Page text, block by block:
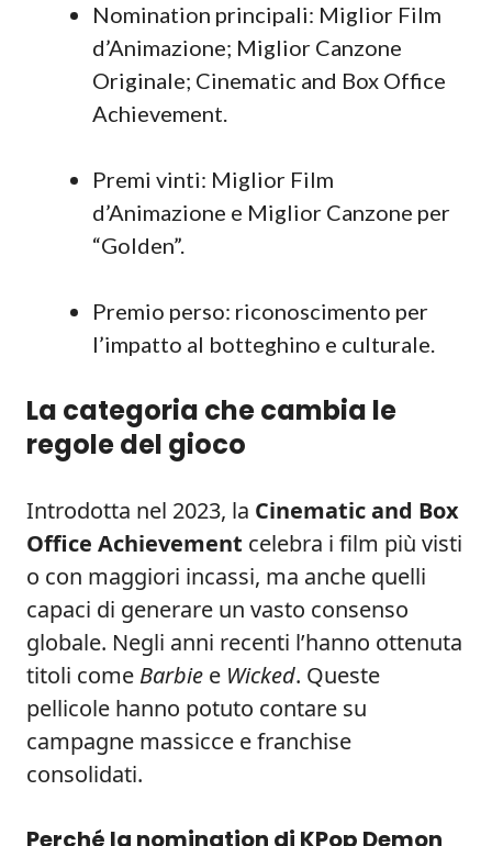
Nomination principali: Miglior Film
d’Animazione; Miglior Canzone
Originale; Cinematic and Box Office
Achievement.
Premi vinti: Miglior Film
d’Animazione e Miglior Canzone per
“Golden”.
Premio perso: riconoscimento per
l’impatto al botteghino e culturale.
La categoria che cambia le
regole del gioco
Introdotta nel 2023, la Cinematic and Box
Office Achievement celebra i film più visti
o con maggiori incassi, ma anche quelli
capaci di generare un vasto consenso
globale. Negli anni recenti l’hanno ottenuta
titoli come Barbie e Wicked. Queste
pellicole hanno potuto contare su
campagne massicce e franchise
consolidati.
Perché la nomination di KPop Demon